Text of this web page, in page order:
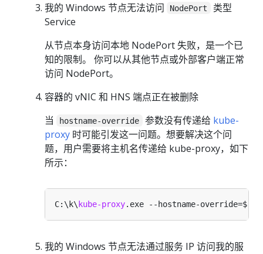
我的 Windows 节点无法访问 NodePort
类型
Service
从节点本身访问本地 NodePort 失败，是一个已
知的限制。 你可以从其他节点或外部客户端正常
访问 NodePort。
容器的 vNIC 和 HNS 端点正在被删除
当
hostname-override 参数没有传递给 kube-
proxy 时可能引发这一问题。想要解决这个问
题，用户需要将主机名传递给 kube-proxy，如下
所示：
C:\k\kube-proxy
我的 Windows 节点无法通过服务 IP 访问我的服